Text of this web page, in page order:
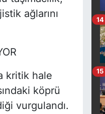
ağlarını
kritik hale
köprü
vurgulandı.
14
15